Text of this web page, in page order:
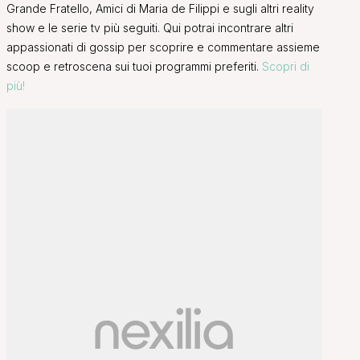
Grande Fratello, Amici di Maria de Filippi e sugli altri reality
show e le serie tv più seguiti. Qui potrai incontrare altri
appassionati di gossip per scoprire e commentare assieme
scoop e retroscena sui tuoi programmi preferiti. Scopri di
più!